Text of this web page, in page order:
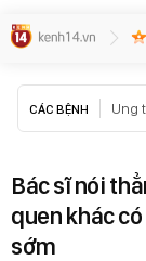
CÁC BỆNH Ung
Bác sĩ nói
quen khác
sớm